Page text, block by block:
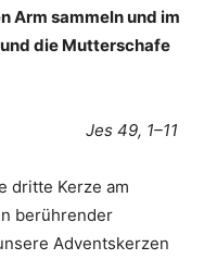
Arm sammeln und im
die Mutterschafe
Jes 49, 1–11
dritte Kerze am
berührender
Adventskerzen